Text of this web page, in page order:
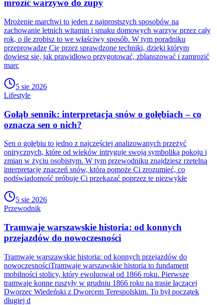
mrozić warzywo do zupy
Mrożenie marchwi to jeden z najprostszych sposobów na
zachowanie letnich witamin i smaku domowych warzyw przez cały
rok, o ile zrobisz to we właściwy sposób. W tym poradniku
przeprowadzę Cię przez sprawdzone techniki, dzięki którym
dowiesz się, jak prawidłowo przygotować, zblanszować i zamrozić
marc
5 sie 2026
Lifestyle
Gołąb sennik: interpretacja snów o gołębiach – co
oznacza sen o nich?
Sen o gołębiu to jedno z najczęściej analizowanych przeżyć
onirycznych, które od wieków intryguje swoją symboliką pokoju i
zmian w życiu osobistym. W tym przewodniku znajdziesz rzetelną
interpretację znaczeń snów, która pomoże Ci zrozumieć, co
podświadomość próbuje Ci przekazać poprzez te niezwykłe
5 sie 2026
Przewodnik
Tramwaje warszawskie historia: od konnych
przejazdów do nowoczesności
Tramwaje warszawskie historia: od konnych przejazdów do
nowoczesnościTramwaje warszawskie historia to fundament
mobilności stolicy, który ewoluował od 1866 roku. Pierwsze
tramwaje konne ruszyły w grudniu 1866 roku na trasie łączącej
Dworzec Wiedeński z Dworcem Terespolskim. To był początek
długiej d